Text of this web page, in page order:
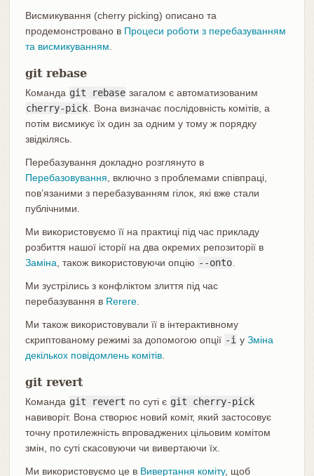
Висмикування (cherry picking) описано та
продемонстровано в Процеси роботи з перебазуванням
та висмикуванням
git rebase
Команда git rebase загалом є автоматизованим
cherry-pick . Вона визначає послідовність комітів, а
потім висмикує їх один за одним у тому ж порядку
звідкілясь.
Перебазування докладно розглянуто в
Перебазовування , включно з проблемами співпраці,
повʼязаними з перебазуванням гілок, які вже стали
публічними.
Ми використовуємо її на практиці під час прикладу
розбиття нашої історії на два окремих репозиторії в
Заміна , також використовуючи опцію --onto
Ми зустрілись з конфліктом злиття під час
перебазування в Rerere.
Ми також використовували її в інтерактивному
скриптованому режимі за допомогою опції -i у Зміна
декількох повідомлень комітів.
git revert
Команда git revert по суті є git cherry-pick
навиворіт. Вона створює новий коміт, який застосовує
точну протилежність впроваджених цільовим комітом
змін, по суті скасовуючи чи вивертаючи їх.
Ми використовуємо це в Вивертання коміту, щоб